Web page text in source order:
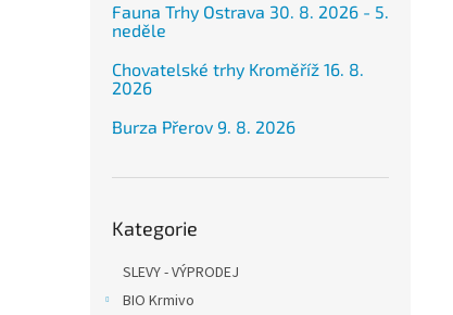
Fauna Trhy Ostrava 30. 8. 2026 - 5.
neděle
Chovatelské trhy Kroměříž 16. 8.
2026
Burza Přerov 9. 8. 2026
kategorie
Kategorie
SLEVY - VÝPRODEJ
BIO Krmivo